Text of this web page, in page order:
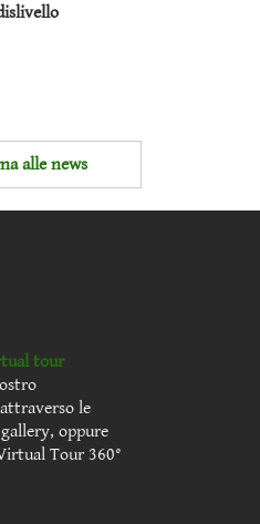
alle news
tour
le
oppure
Tour 360°